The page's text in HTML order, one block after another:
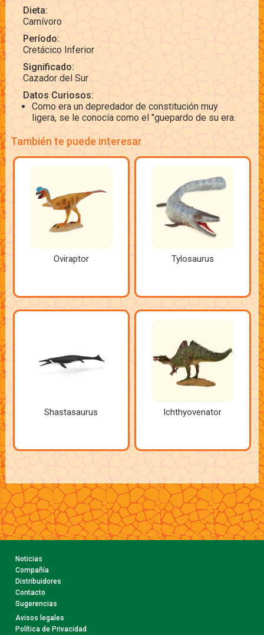
Dieta:
Carnívoro
Período:
Cretácico Inferior
Significado:
Cazador del Sur
Datos Curiosos:
Como era un depredador de constitución muy
ligera, se le conocía como el "guepardo de su era.
También te puede interesar
Oviraptor Tylosaurus
Shastasaurus Ichthyovenator
Noticias
Compañía
Distribuidores
Contacto
Sugerencias
Avisos legales
Política de Privacidad